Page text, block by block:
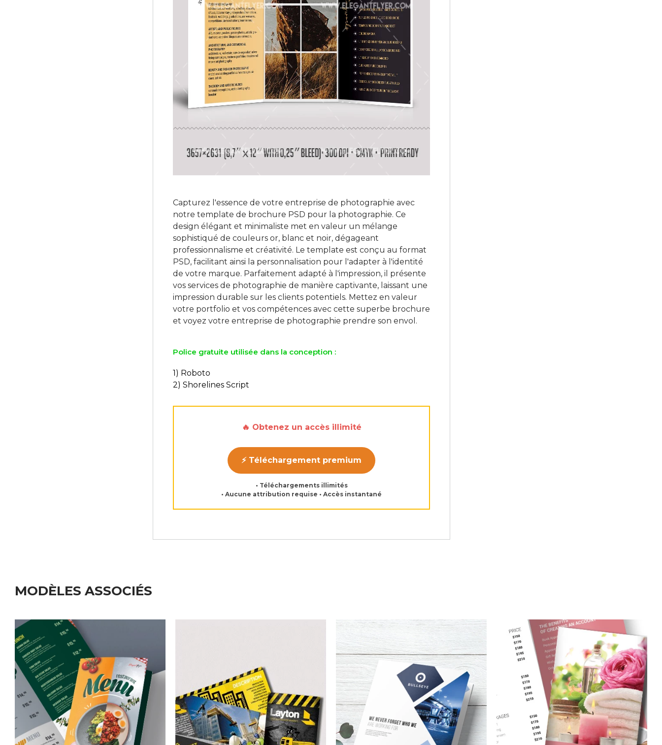
Capturez l'essence de votre entreprise de photographie avec
notre template de brochure PSD pour la photographie. Ce
design élégant et minimaliste met en valeur un mélange
sophistiqué de couleurs or, blanc et noir, dégageant
professionnalisme et créativité. Le template est conçu au format
PSD, facilitant ainsi la personnalisation pour l'adapter à l'identité
de votre marque. Parfaitement adapté à l'impression, il présente
vos services de photographie de manière captivante, laissant une
impression durable sur les clients potentiels. Mettez en valeur
votre portfolio et vos compétences avec cette superbe brochure
Police gratuite utilisée dans la conception :
1) Roboto
2) Shorelines Script
🔥 Obtenez un accès illimité
⚡ Téléchargement premium
• Téléchargements illimités
• Aucune attribution requise • Accès instantané
MODÈLES ASSOCIÉS